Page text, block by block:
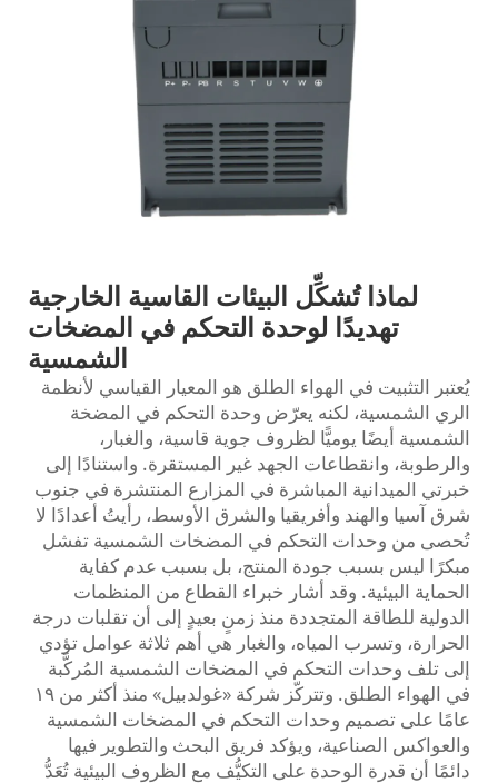
لماذا تُشكِّل البيئات القاسية الخارجية
تهديدًا لوحدة التحكم في المضخات
الشمسية
يُعتبر التثبيت في الهواء الطلق هو المعيار القياسي لأنظمة
الري الشمسية، لكنه يعرّض وحدة التحكم في المضخة
الشمسية أيضًا يوميًّا لظروف جوية قاسية، والغبار،
والرطوبة، وانقطاعات الجهد غير المستقرة. واستنادًا إلى
خبرتي الميدانية المباشرة في المزارع المنتشرة في جنوب
شرق آسيا والهند وأفريقيا والشرق الأوسط، رأيتُ أعدادًا لا
تُحصى من وحدات التحكم في المضخات الشمسية تفشل
مبكرًا ليس بسبب جودة المنتج، بل بسبب عدم كفاية
الحماية البيئية. وقد أشار خبراء القطاع من المنظمات
الدولية للطاقة المتجددة منذ زمنٍ بعيدٍ إلى أن تقلبات درجة
الحرارة، وتسرب المياه، والغبار هي أهم ثلاثة عوامل تؤدي
إلى تلف وحدات التحكم في المضخات الشمسية المُركَّبة
في الهواء الطلق. وتتركّز شركة «غولدبيل» منذ أكثر من ١٩
عامًا على تصميم وحدات التحكم في المضخات الشمسية
والعواكس الصناعية، ويؤكد فريق البحث والتطوير فيها
دائمًا أن قدرة الوحدة على التكيُّف مع الظروف البيئية تُعَدُّ